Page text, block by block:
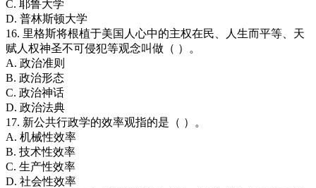
C. 耶鲁大学
D. 普林斯顿大学
16. 里格斯将根植于美国人心中的主权在民、人生而平等、天
赋人权神圣不可侵犯等观念叫做（ ）。
A. 政治准则
B. 政治形态
C. 政治神话
D. 政治法典
17. 新公共行政学的效率观指的是（ ）。
A. 机械性效率
B. 技术性效率
C. 生产性效率
D. 社会性效率